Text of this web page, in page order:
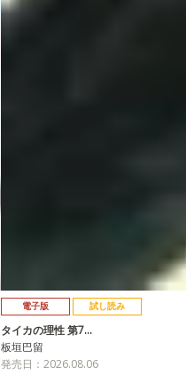
電子版 試し読み
タイカの理性 第7…
板垣巴留
発売日：2026.08.06